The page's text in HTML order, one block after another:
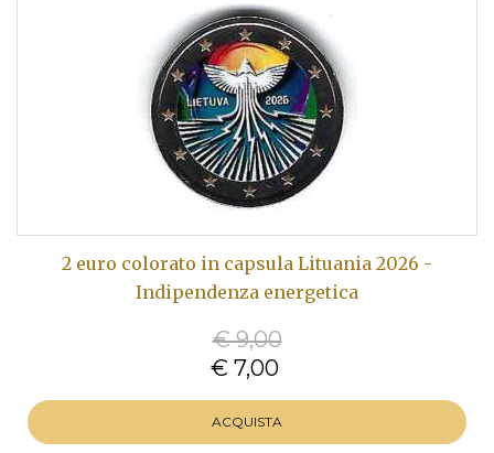
2 euro colorato in capsula Lituania 2026 -
Indipendenza energetica
€ 9,00
€ 7,00
ACQUISTA